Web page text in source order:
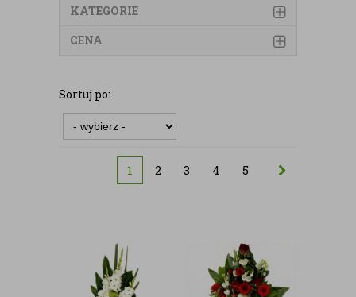
KATEGORIE
CENA
Sortuj po:
1 2 3 4 5